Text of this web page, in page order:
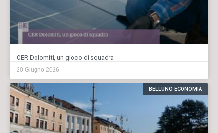
CER Dolomiti, un gioco di squadra
20 Giugno 2026
BELLUNO ECONOMIA